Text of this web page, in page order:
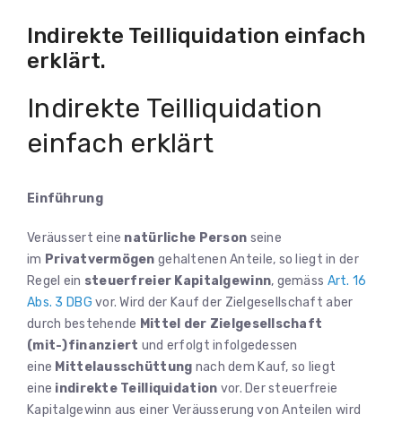
Indirekte Teilliquidation einfach
erklärt.
Indirekte Teilliquidation
einfach erklärt
Einführung
Veräussert eine natürliche Person seine
im Privatvermögen gehaltenen Anteile, so liegt in der
Regel ein steuerfreier Kapitalgewinn, gemäss Art. 16
Abs. 3 DBG vor. Wird der Kauf der Zielgesellschaft aber
durch bestehende Mittel der Zielgesellschaft
(mit-)finanziert und erfolgt infolgedessen
eine Mittelausschüttung nach dem Kauf, so liegt
eine indirekte Teilliquidation vor. Der steuerfreie
Kapitalgewinn aus einer Veräusserung von Anteilen wird